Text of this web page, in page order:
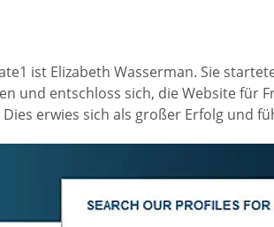
ist Elizabeth Wasserman. Sie
und entschloss sich, die Website für
erwies sich als großer Erfolg und